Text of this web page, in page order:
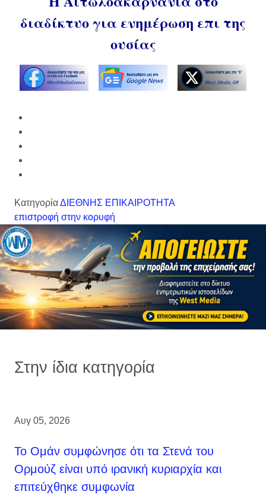
διαδίκτυο για ενημέρωση επι της
ουσίας
ΚατηγορίαΔΙΕΘΝΗΣ ΕΠΙΚΑΙΡΟΤΗΤΑ
επιστροφή στην κορυφή
Στην ίδια κατηγορία
Αυγ 05, 2026
Το Ομάν συμφώνησε ότι τα Στενά του
Ορμούζ είναι υπό ιρανική κυριαρχία και
επιτεύχθηκε συμφωνία